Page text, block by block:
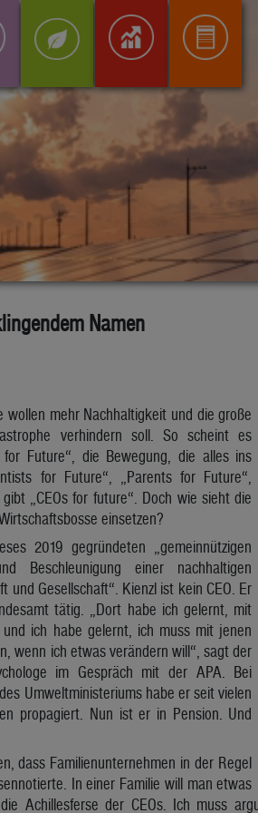
Namen
mehr Nachhaltigkeit und die große
verhindern soll. So scheint es
Future“, die Bewegung, die alles ins
for Future“, „Parents for Future“,
„CEOs for future“. Doch wie sieht die
einsetzen?
2019 gegründeten „gemeinnützigen
Beschleunigung einer nachhaltigen
und Gesellschaft“. Kienzl ist kein CEO. Er
tätig. „Dort habe ich gelernt, mit
ich habe gelernt, ich muss mit jenen
wenn ich etwas verändern will“, sagt der
im Gespräch mit der APA. Bei
Umweltministeriums habe er seit vielen
propagiert. Nun ist er in Pension. Und
dass Familienunternehmen in der Regel
In einer Familie will man etwas
Achillesferse der CEOs. Ich muss